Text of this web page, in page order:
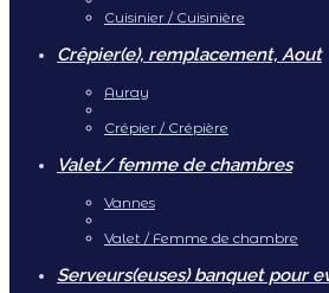
Cuisinier / Cuisinière
Crêpier(e), remplacement, Aout
Auray
Crépier / Crépière
Valet/ femme de chambres
Vannes
Valet / Femme de chambre
Serveurs(euses) banquet pour